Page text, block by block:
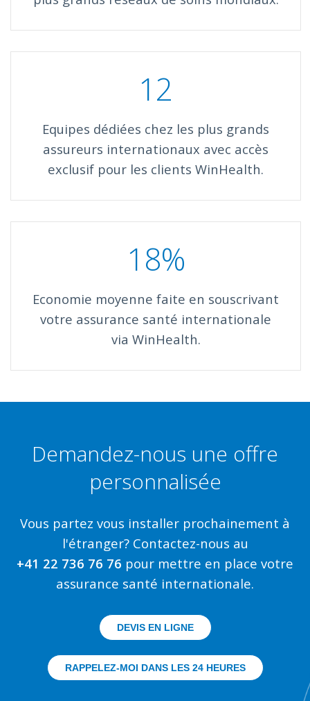
12
Equipes dédiées chez les plus grands
assureurs internationaux avec accès
exclusif pour les clients WinHealth.
18%
Economie moyenne faite en souscrivant
votre assurance santé internationale
via WinHealth.
Demandez-nous une offre
personnalisée
Vous partez vous installer prochainement à
l'étranger? Contactez-nous au
+41 22 736 76 76 pour mettre en place votre
assurance santé internationale.
DEVIS EN LIGNE
RAPPELEZ-MOI DANS LES 24 HEURES